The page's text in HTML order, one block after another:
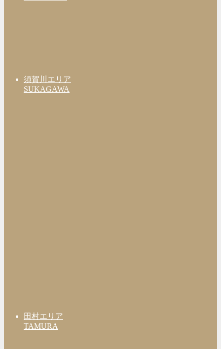
須賀川エリア
SUKAGAWA
田村エリア
TAMURA